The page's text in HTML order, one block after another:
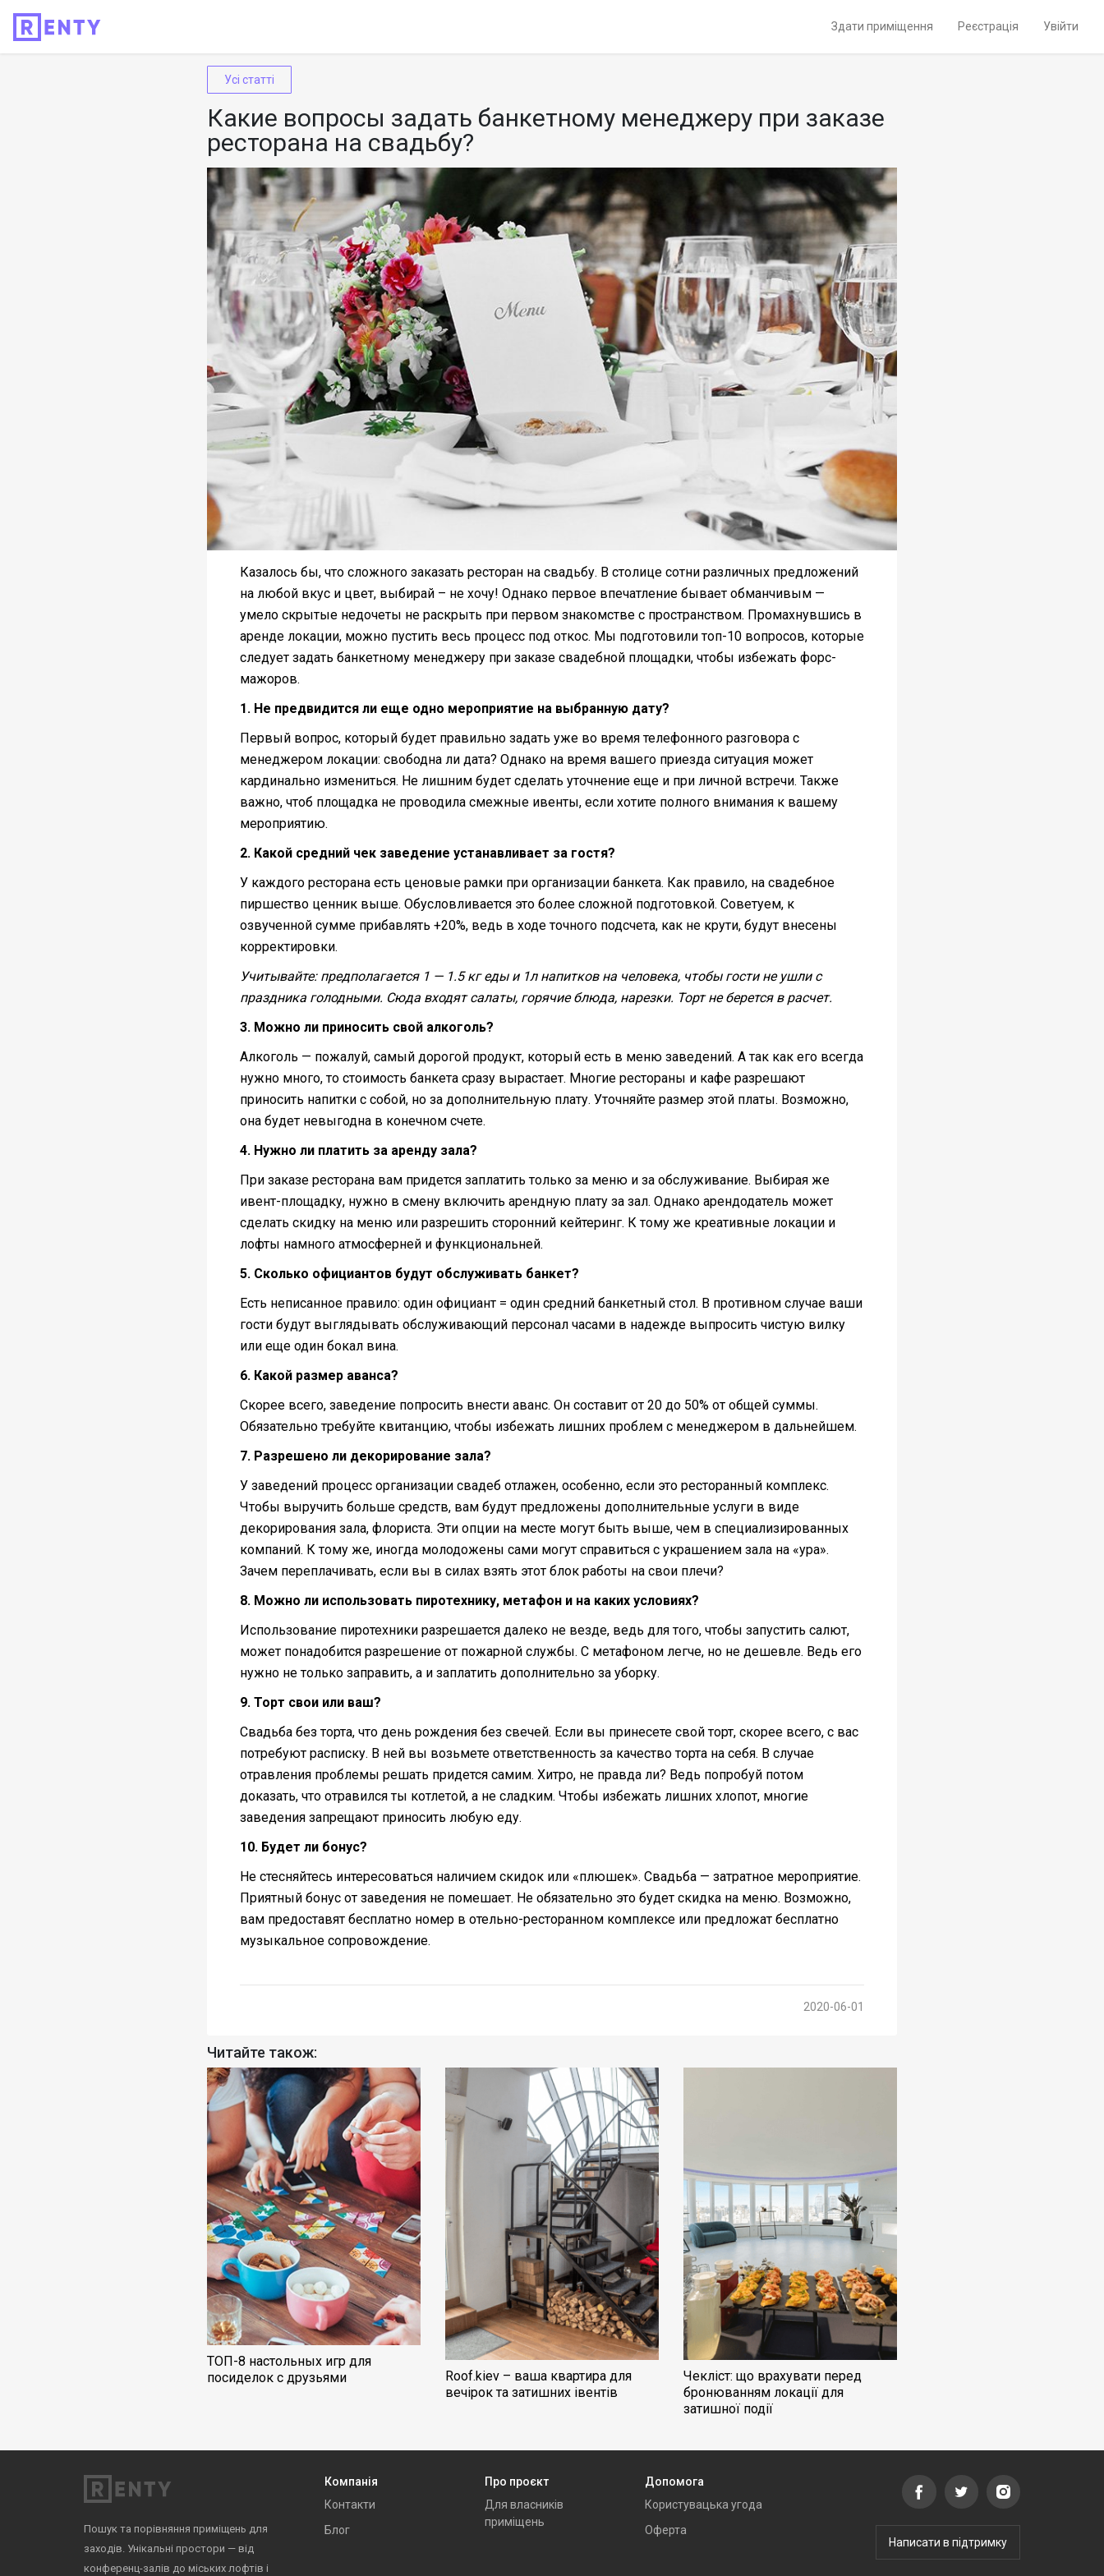
Здати приміщення Реєстрація Увійти
Усі статті
Какие вопросы задать банкетному менеджеру при заказе
ресторана на свадьбу?
Казалось бы, что сложного заказать ресторан на свадьбу. В столице сотни различных предложений
на любой вкус и цвет, выбирай – не хочу! Однако первое впечатление бывает обманчивым —
умело скрытые недочеты не раскрыть при первом знакомстве с пространством. Промахнувшись в
аренде локации, можно пустить весь процесс под откос. Мы подготовили топ-10 вопросов, которые
следует задать банкетному менеджеру при заказе свадебной площадки, чтобы избежать форс-
мажоров.
1. Не предвидится ли еще одно мероприятие на выбранную дату?
Первый вопрос, который будет правильно задать уже во время телефонного разговора с
менеджером локации: свободна ли дата? Однако на время вашего приезда ситуация может
кардинально измениться. Не лишним будет сделать уточнение еще и при личной встречи. Также
важно, чтоб площадка не проводила смежные ивенты, если хотите полного внимания к вашему
мероприятию.
2. Какой средний чек заведение устанавливает за гостя?
У каждого ресторана есть ценовые рамки при организации банкета. Как правило, на свадебное
пиршество ценник выше. Обусловливается это более сложной подготовкой. Советуем, к
озвученной сумме прибавлять +20%, ведь в ходе точного подсчета, как не крути, будут внесены
корректировки.
Учитывайте: предполагается 1 — 1.5 кг еды и 1л напитков на человека, чтобы гости не ушли с
праздника голодными. Сюда входят салаты, горячие блюда, нарезки. Торт не берется в расчет.
3. Можно ли приносить свой алкоголь?
Алкоголь — пожалуй, самый дорогой продукт, который есть в меню заведений. А так как его всегда
нужно много, то стоимость банкета сразу вырастает. Многие рестораны и кафе разрешают
приносить напитки с собой, но за дополнительную плату. Уточняйте размер этой платы. Возможно,
она будет невыгодна в конечном счете.
4. Нужно ли платить за аренду зала?
При заказе ресторана вам придется заплатить только за меню и за обслуживание. Выбирая же
ивент-площадку, нужно в смену включить арендную плату за зал. Однако арендодатель может
сделать скидку на меню или разрешить сторонний кейтеринг. К тому же креативные локации и
лофты намного атмосферней и функциональней.
5. Сколько официантов будут обслуживать банкет?
Есть неписанное правило: один официант = один средний банкетный стол. В противном случае ваши
гости будут выглядывать обслуживающий персонал часами в надежде выпросить чистую вилку
или еще один бокал вина.
6. Какой размер аванса?
Скорее всего, заведение попросить внести аванс. Он составит от 20 до 50% от общей суммы.
Обязательно требуйте квитанцию, чтобы избежать лишних проблем с менеджером в дальнейшем.
7. Разрешено ли декорирование зала?
У заведений процесс организации свадеб отлажен, особенно, если это ресторанный комплекс.
Чтобы выручить больше средств, вам будут предложены дополнительные услуги в виде
декорирования зала, флориста. Эти опции на месте могут быть выше, чем в специализированных
компаний. К тому же, иногда молодожены сами могут справиться с украшением зала на «ура».
Зачем переплачивать, если вы в силах взять этот блок работы на свои плечи?
8. Можно ли использовать пиротехнику, метафон и на каких условиях?
Использование пиротехники разрешается далеко не везде, ведь для того, чтобы запустить салют,
может понадобится разрешение от пожарной службы. С метафоном легче, но не дешевле. Ведь его
нужно не только заправить, а и заплатить дополнительно за уборку.
9. Торт свои или ваш?
Свадьба без торта, что день рождения без свечей. Если вы принесете свой торт, скорее всего, с вас
потребуют расписку. В ней вы возьмете ответственность за качество торта на себя. В случае
отравления проблемы решать придется самим. Хитро, не правда ли? Ведь попробуй потом
доказать, что отравился ты котлетой, а не сладким. Чтобы избежать лишних хлопот, многие
заведения запрещают приносить любую еду.
10. Будет ли бонус?
Не стесняйтесь интересоваться наличием скидок или «плюшек». Свадьба — затратное мероприятие.
Приятный бонус от заведения не помешает. Не обязательно это будет скидка на меню. Возможно,
вам предоставят бесплатно номер в отельно-ресторанном комплексе или предложат бесплатно
музыкальное сопровождение.
2020-06-01
Читайте також:
ТОП-8 настольных игр для
посиделок с друзьями
Roof.kiev – ваша квартира для
вечірок та затишних івентів
Чекліст: що врахувати перед
бронюванням локації для
затишної події
Пошук та порівняння приміщень для
заходів. Унікальні простори — від
конференц-залів до міських лофтів і
Компанія
Контакти
Блог
Про проєкт
Для власників
приміщень
Допомога
Користувацька угода
Оферта
Написати в підтримку